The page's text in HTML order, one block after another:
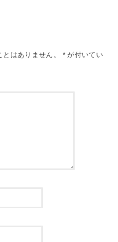
はありません。 *が付いてい